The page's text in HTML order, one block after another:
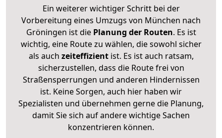
Ein weiterer wichtiger Schritt bei der
Vorbereitung eines Umzugs von München nach
Gröningen ist diePlanung der Routen. Es ist
wichtig, eine Route zu wählen, die sowohl sicher
als auch zeiteffizientist. Es ist auch ratsam,
sicherzustellen, dass die Route frei von
Straßensperrungen und anderen Hindernissen
ist. Keine Sorgen, auch hier haben wir
Spezialisten und übernehmen gerne die Planung,
damit Sie sich auf andere wichtige Sachen
konzentrieren können.